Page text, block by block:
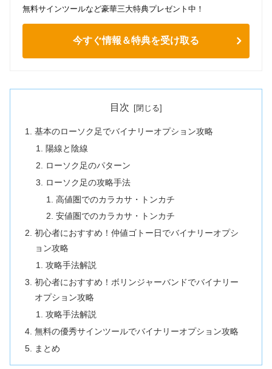
無料サインツールなど豪華三大特典プレゼント中！
今すぐ情報＆特典を受け取る
目次
基本のローソク足でバイナリーオプション攻略
陽線と陰線
ローソク足のパターン
ローソク足の攻略手法
⾼値圏でのカラカサ・トンカチ
安値圏でのカラカサ・トンカチ
初心者におすすめ！仲値ゴトー日でバイナリーオプシ
ョン攻略
攻略手法解説
初心者におすすめ！ボリンジャーバンドでバイナリー
オプション攻略
攻略手法解説
無料の優秀サインツールでバイナリーオプション攻略
まとめ